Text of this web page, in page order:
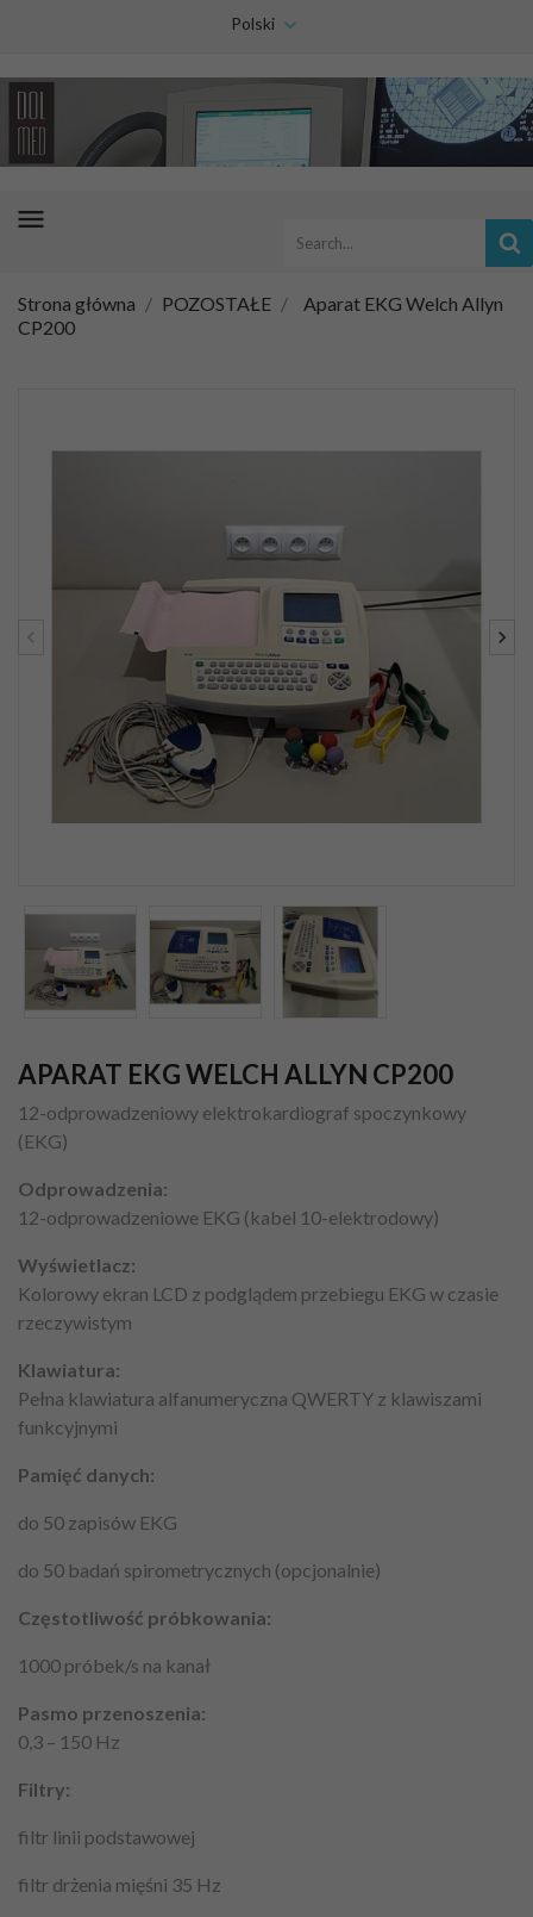
Polski
menu
Strona główna POZOSTAŁE
Aparat EKG Welch Allyn
CP200
APARAT EKG WELCH ALLYN CP200
12-odprowadzeniowy elektrokardiograf spoczynkowy
(EKG)
Odprowadzenia:
12-odprowadzeniowe EKG (kabel 10-elektrodowy)
Wyświetlacz:
Kolorowy ekran LCD z podglądem przebiegu EKG w czasie
rzeczywistym
Klawiatura:
Pełna klawiatura alfanumeryczna QWERTY z klawiszami
funkcyjnymi
Pamięć danych:
do 50 zapisów EKG
do 50 badań spirometrycznych (opcjonalnie)
Częstotliwość próbkowania:
1000 próbek/s na kanał
Pasmo przenoszenia:
0,3 – 150 Hz
Filtry:
filtr linii podstawowej
filtr drżenia mięśni 35 Hz